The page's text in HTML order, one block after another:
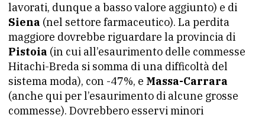
lavorati, dunque a basso valore aggiunto) e di
Siena (nel settore farmaceutico). La perdita
maggiore dovrebbe riguardare la provincia di
Pistoia (in cui all’esaurimento delle commesse
Hitachi-Breda si somma di una difficoltà del
sistema moda), con -47%, e Massa-Carrara
(anche qui per l’esaurimento di alcune grosse
commesse). Dovrebbero esservi minori